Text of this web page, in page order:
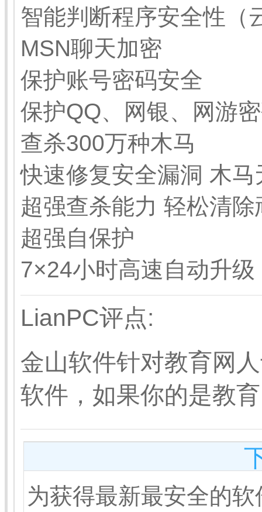
智能判断程序安全性（
MSN聊天加密
保护账号密码安全
保护QQ、网银、网游
查杀300万种木马
快速修复安全漏洞 木马
超强查杀能力 轻松清
超强自保护
7×24小时高速自动升级
LianPC评点:
金山软件针对教育网
软件，如果你的是教
为获得最新最安全的